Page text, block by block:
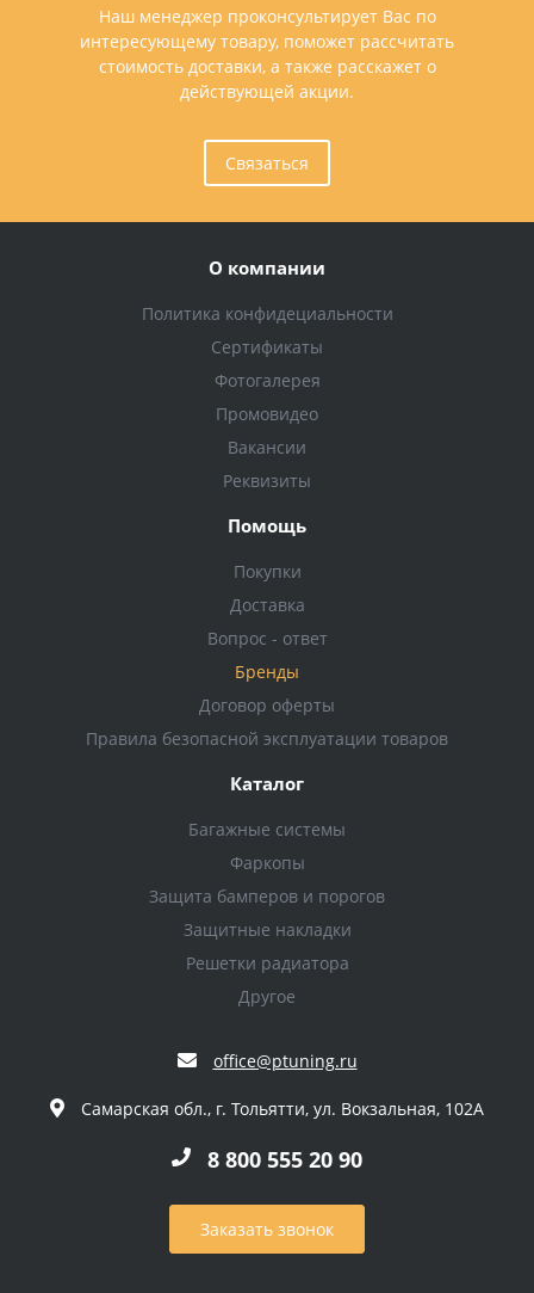
Наш менеджер проконсультирует Вас по
интересующему товару, поможет рассчитать
стоимость доставки, а также расскажет о
действующей акции.
Связаться
О компании
Политика конфидециальности
Сертификаты
Фотогалерея
Промовидео
Вакансии
Реквизиты
Помощь
Покупки
Доставка
Вопрос - ответ
Бренды
Договор оферты
Правила безопасной эксплуатации товаров
Каталог
Багажные системы
Фаркопы
Защита бамперов и порогов
Защитные накладки
Решетки радиатора
Другое
office@ptuning.ru
Самарская обл., г. Тольятти, ул. Вокзальная, 102А
8 800 555 20 90
Заказать звонок